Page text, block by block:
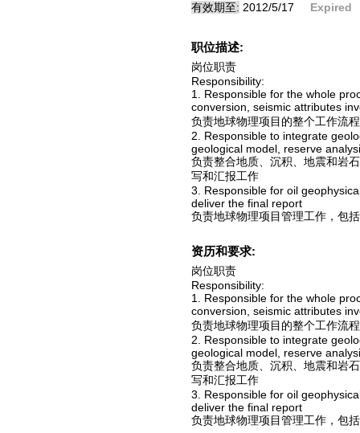
有效期至: 2012/5/17 Expired
职位描述:
岗位职责
Responsibility:
1. Responsible for the whole
conversion, seismic attributes
负责地球物理项目的整个工作流
2. Responsible to integrate
geological model, reserve
负责整合地质、沉积、地震和岩
写和汇报工作
3. Responsible for oil
deliver the final report
负责地球物理项目管理工作，包
资历和要求:
岗位职责
Responsibility:
1. Responsible for the whole
conversion, seismic attributes
负责地球物理项目的整个工作流
2. Responsible to integrate
geological model, reserve
负责整合地质、沉积、地震和岩
写和汇报工作
3. Responsible for oil
deliver the final report
负责地球物理项目管理工作，包